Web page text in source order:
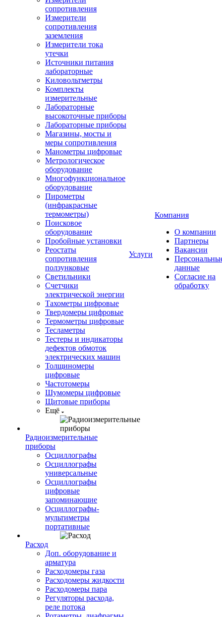
сопротивления
Измерители
сопротивления
заземления
Измерители тока
утечки
Источники питания
лабораторные
Киловольтметры
Комплекты
измерительные
Лабораторные
высокоточные приборы
Лабораторные приборы
Магазины, мосты и
меры сопротивления
Манометры цифровые
Метрологическое
оборудование
Многофункциональное
оборудование
Пирометры
(инфракрасные
термометры)
Поисковое
оборудование
Пробойные установки
Реостаты
сопротивления
ползунковые
Светильники
Счетчики
электрической энергии
Тахометры цифровые
Твердомеры цифровые
Термометры цифровые
Тесламетры
Тестеры и индикаторы
дефектов обмоток
электрических машин
Толщиномеры
цифровые
Частотомеры
Шумомеры цифровые
Щитовые приборы
Ещё
Радиоизмерительные
приборы
Осциллографы
Осциллографы
универсальные
Осциллографы
цифровые
запоминающие
Осциллографы-
мультиметры
портативные
Расход
Доп. оборудование и
арматура
Расходомеры газа
Расходомеры жидкости
Расходомеры пара
Регуляторы расхода,
реле потока
Услуги
Компания
О компании
Партнеры
Вакансии
данные
Согласие на
обработку